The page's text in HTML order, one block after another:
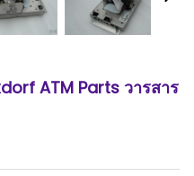
ATM Parts วารสาร